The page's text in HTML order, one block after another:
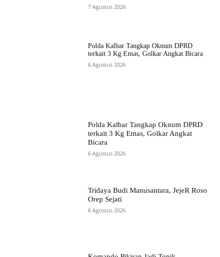
7 Agustus 2026
Polda Kalbar Tangkap Oknum DPRD
terkait 3 Kg Emas, Golkar Angkat Bicara
6 Agustus 2026
Polda Kalbar Tangkap Oknum DPRD
terkait 3 Kg Emas, Golkar Angkat
Bicara
6 Agustus 2026
Tridaya Budi Manusantara, JejeR Roso
Orep Sejati
6 Agustus 2026